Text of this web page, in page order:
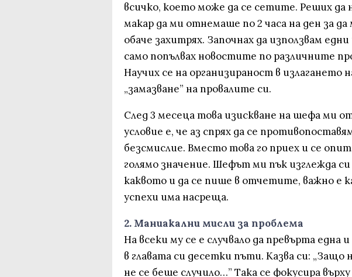
всичко, което може да се сетите. Реших да
макар да ми отнемаше по 2 часа на ден за
обаче захитрях. Започнах да използвам
само попълвах новостите по различните
Научих се на организираност в излагането
„замазване” на провалите си.
След 3 месеца това изискване на шефа ми
условие е, че аз спрях да се
безсмислие. Вместо това го приех и се
голямо значение. Шефът ми пък изглежда си
каквото и да се пише в отчетите, важно е
успехи има насреща.
2. Маниакални мисли за проблема
На всеки му се е случвало да превърта една
в главата си десетки пъти. Казва си: „Защо
не се беше случило…” Така се фокусира